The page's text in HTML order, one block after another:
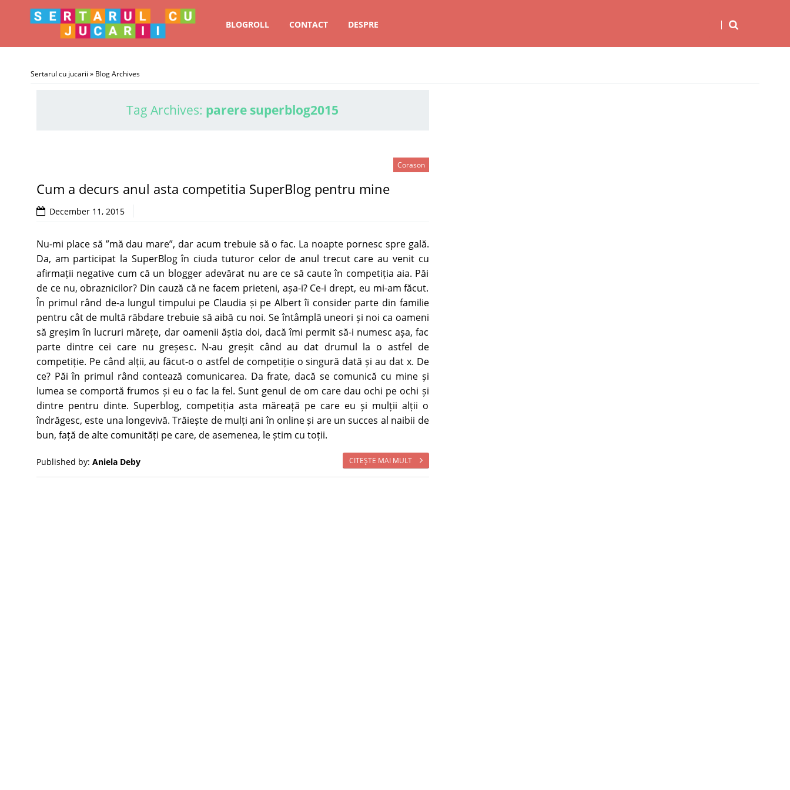
BLOGROLL CONTACT DESPRE
Sertarul cu jucarii » Blog Archives
Tag Archives: parere superblog2015
Corason
Cum a decurs anul asta competitia SuperBlog pentru mine
December 11, 2015
Nu-mi place să ”mă dau mare”, dar acum trebuie să o fac. La noapte pornesc spre gală.
Da, am participat la SuperBlog în ciuda tuturor celor de anul trecut care au venit cu
afirmații negative cum că un blogger adevărat nu are ce să caute în competiția aia. Păi
de ce nu, obraznicilor? Din cauză că ne facem prieteni, așa-i? Ce-i drept, eu mi-am făcut.
În primul rând de-a lungul timpului pe Claudia și pe Albert îi consider parte din familie
pentru cât de multă răbdare trebuie să aibă cu noi. Se întâmplă uneori și noi ca oameni
să greșim în lucruri mărețe, dar oamenii ăștia doi, dacă îmi permit să-i numesc așa, fac
parte dintre cei care nu greșesc. N-au greșit când au dat drumul la o astfel de
competiție. Pe când alții, au făcut-o o astfel de competiție o singură dată și au dat x. De
ce? Păi în primul rând contează comunicarea. Da frate, dacă se comunică cu mine și
lumea se comportă frumos și eu o fac la fel. Sunt genul de om care dau ochi pe ochi și
dintre pentru dinte. Superblog, competiția asta măreață pe care eu și mulții alții o
îndrăgesc, este una longevivă. Trăiește de mulți ani în online și are un succes al naibii de
bun, față de alte comunități pe care, de asemenea, le știm cu toții.
CITEŞTE MAI MULT
Published by: Aniela Deby